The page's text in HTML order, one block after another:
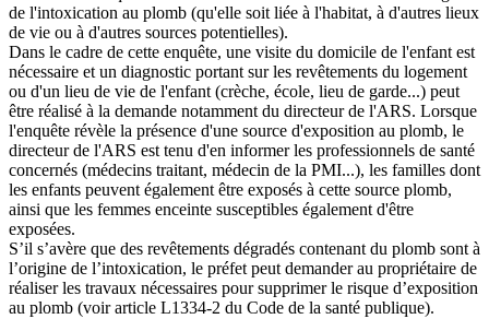
de l'intoxication au plomb (qu'elle soit liée à l'habitat, à d'autres lieux
de vie ou à d'autres sources potentielles).
Dans le cadre de cette enquête, une visite du domicile de l'enfant est
nécessaire et un diagnostic portant sur les revêtements du logement
ou d'un lieu de vie de l'enfant (crèche, école, lieu de garde...) peut
être réalisé à la demande notamment du directeur de l'ARS. Lorsque
l'enquête révèle la présence d'une source d'exposition au plomb, le
directeur de l'ARS est tenu d'en informer les professionnels de santé
concernés (médecins traitant, médecin de la PMI...), les familles dont
les enfants peuvent également être exposés à cette source plomb,
ainsi que les femmes enceinte susceptibles également d'être
exposées.
S’il s’avère que des revêtements dégradés contenant du plomb sont à
l’origine de l’intoxication, le préfet peut demander au propriétaire de
réaliser les travaux nécessaires pour supprimer le risque d’exposition
au plomb (voir article L1334-2 du Code de la santé publique).